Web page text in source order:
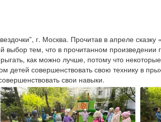
г. Москва. Прочитав в апреле
тем, что в прочитанном произведении
как можно лучше, потому что
совершенствовать свою технику в
свои навыки.